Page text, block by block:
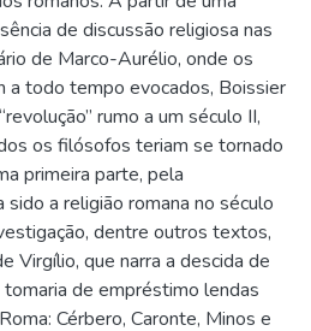
de discussão religiosa nas
de Marco-Aurélio, onde os
a todo tempo evocados, Boissier
rumo a um século II,
os filósofos teriam se tornado
primeira parte, pela
a religião romana no século
dentre outros textos,
Virgílio, que narra a descida de
de empréstimo lendas
Cérbero, Caronte, Minos e